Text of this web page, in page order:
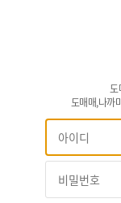
도
도매매,나까